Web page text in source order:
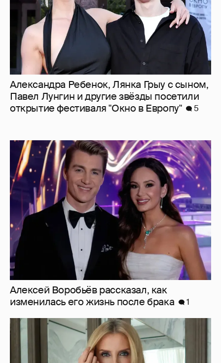
Алексей Воробьёв рассказал, как
изменилась его жизнь после брака
1
57-летняя Светлана Бондарчук показала
фигуру в бикини
3